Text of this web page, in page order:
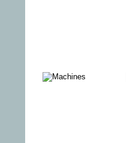
Das Kino ist
tot, es lebe